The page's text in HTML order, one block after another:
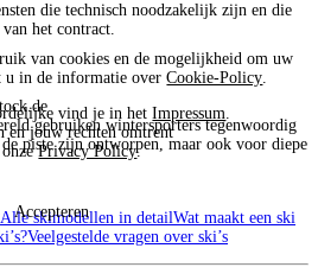
die technisch noodzakelijk zijn en die
het contract.
van cookies en de mogelijkheid om uw
u in de informatie overCookie-Policy
vind je in hetImpressum
en jouw rechten omtrent
onzePrivacy Policy.
Accepteren
gebruiken wintersporters tegenwoordig
piste zijn ontworpen, maar ook voor diepe
Alle skimodellen in detailWat maakt een ski
Veelgestelde vragen over ski’s